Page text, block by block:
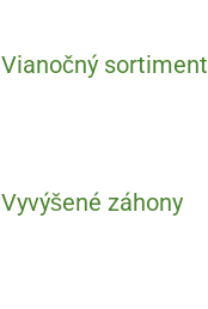
Vianočný sortiment
Vyvýšené záhony